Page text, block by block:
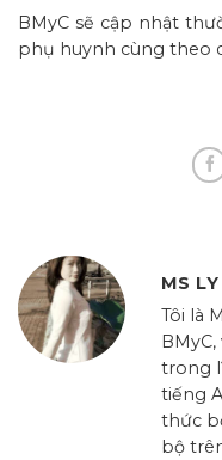
BMyC sẽ cập nhật
phụ huynh cùng theo
MS LY
Tôi là
trong
tiếng
thức
bộ